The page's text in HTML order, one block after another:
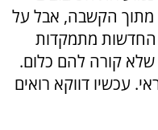
מתוך הקשבה, אבל על
החדשות מתמקדות
שלא קורה להם כלום.
עכשיו דווקא רואים